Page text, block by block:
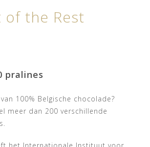
of the Rest
pralines
100% Belgische chocolade?
meer dan 200 verschillende